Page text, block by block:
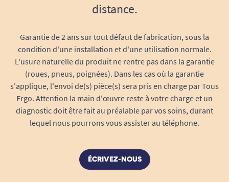
distance.
Garantie de 2 ans sur tout défaut de fabrication, sous la
condition d'une installation et d'une utilisation normale.
L'usure naturelle du produit ne rentre pas dans la garantie
(roues, pneus, poignées). Dans les cas où la garantie
s'applique, l'envoi de(s) pièce(s) sera pris en charge par Tous
Ergo. Attention la main d'œuvre reste à votre charge et un
diagnostic doit être fait au préalable par vos soins, durant
lequel nous pourrons vous assister au téléphone.
ÉCRIVEZ-NOUS